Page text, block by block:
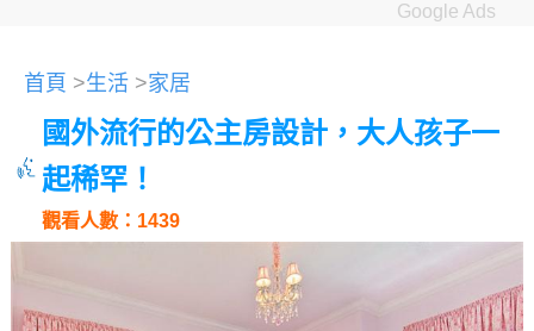
Google Ads
首頁 >生活 >家居
國外流行的公主房設計，大人孩子一
起稀罕！
觀看人數：1439